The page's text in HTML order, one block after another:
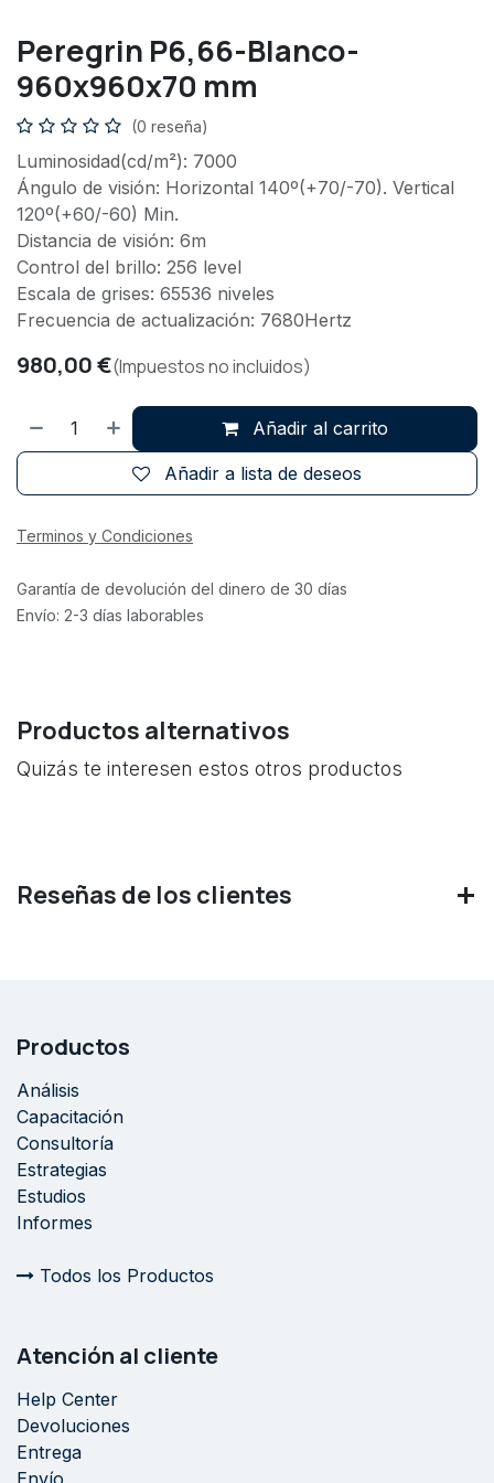
Peregrin P6,66-Blanco-
960x960x70 mm
(0 reseña)
Luminosidad(cd/m²): 7000
Ángulo de visión: Horizontal 140º(+70/-70). Vertical
120º(+60/-60) Min.
Distancia de visión: 6m
Control del brillo: 256 level
Escala de grises: 65536 niveles
Frecuencia de actualización: 7680Hertz
980,00€(Impuestos no incluidos)
Añadir al carrito
Añadir a lista de deseos
Terminos y Condiciones
Garantía de devolución del dinero de 30 días
Envío: 2-3 días laborables
Productos alternativos
Quizás te interesen estos otros productos
Reseñas de los clientes
Productos
Análisis
Capacitación
Consultoría
Estrategias
Estudios
Informes
Todos los Productos
Atención al cliente
Help Center
Devoluciones
Entrega